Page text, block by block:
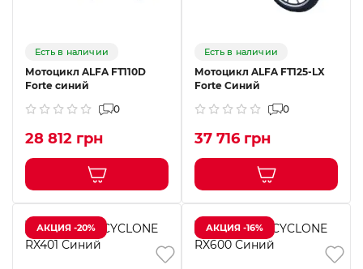
Есть в наличии
Мотоцикл ALFA FT110D
Forte синий
0
28 812 грн
Есть в наличии
Мотоцикл ALFA FT125-LX
Forte Синий
0
37 716 грн
АКЦИЯ -20% АКЦИЯ -16%